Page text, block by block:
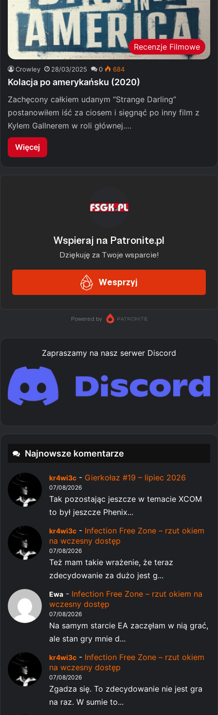
Recenzje Filmowe
Crowley 28/03/2025 0 684
Kolacja po amerykańsku (2020)
Zachęcony całkiem udanym “Strange Darling”
postanowiłem iść za ciosem i sięgnąć po inny film z
Kylem Gallnerem w roli głównej.…
Więcej
Zapraszamy na nasz serwer Discord
Najnowsze komentarze
kr4wi3c - Gierkołaz #19 – lipiec 2026
07/08/2026
Tak pozostając jeszcze w temacie XCOM
to był jeszcze Phenix...
kr4wi3c - Infection Free Zone – rzut okiem
na wczesny dostęp
07/08/2026
Też mam takie wrażenie, że teraz
zdecydowanie za dużo jest g...
Ewa - Infection Free Zone – rzut okiem na
wczesny dostęp
07/08/2026
Na samym starcie EA zaczęłam w nią grać,
ale stan gry mnie d...
kr4wi3c - Infection Free Zone – rzut okiem
na wczesny dostęp
07/08/2026
Zgadza się. To zdecydowanie nie jest gra
na raz. W sumie to...